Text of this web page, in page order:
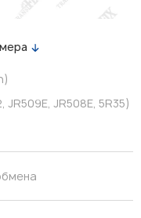
JR509E, JR508E, 5R35)